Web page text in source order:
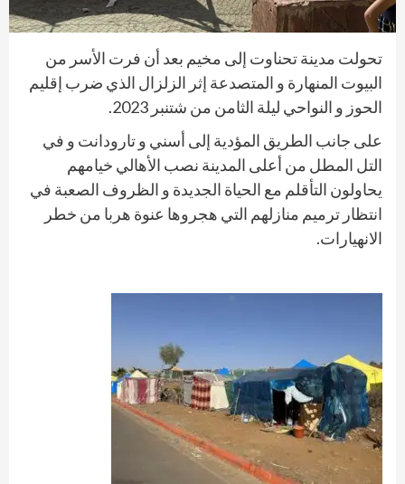
تحولت مدينة تحناوت إلى مخيم بعد أن فرت الأسر من
البيوت المنهارة و المتصدعة إثر الزلزال الذي ضرب إقليم
الحوز و النواحي ليلة الثامن من شتنبر 2023.
على جانب الطريق المؤدية إلى أسني و تارودانت و في
التل المطل من أعلى المدينة نصب الأهالي خيامهم
يحاولون التأقلم مع الحياة الجديدة و الظروف الصعبة في
انتظار ترميم منازلهم التي هجروها عنوة هربا من خطر
الانهيارات.